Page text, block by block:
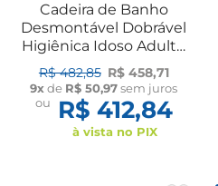
Cadeira de Banho
Desmontável Dobrável
Higiênica Idoso Adulto
B5 150kg Ortomobil
R$ 482,85 R$ 458,71
9xde R$ 50,97sem juros
ou
R$ 412,84
à vista no PIX